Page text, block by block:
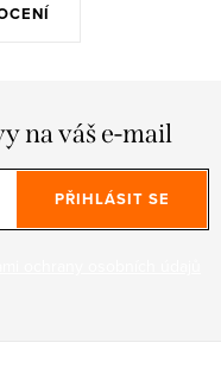
na váš e-mail
PŘIHLÁSIT SE